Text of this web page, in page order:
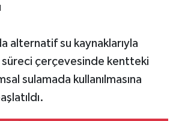
alternatif su kaynaklarıyla
süreci çerçevesinde kentteki
sulamada kullanılmasına